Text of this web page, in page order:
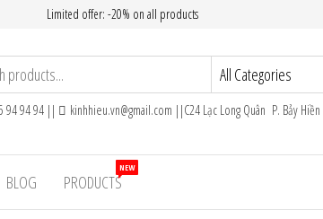
Limited offer: -20% on all products
94 94 94 || kinhhieu.vn@gmail.com ||C24 Lạc Long Quân P. Bảy Hiền
BLOG PRODUCTS
NEW